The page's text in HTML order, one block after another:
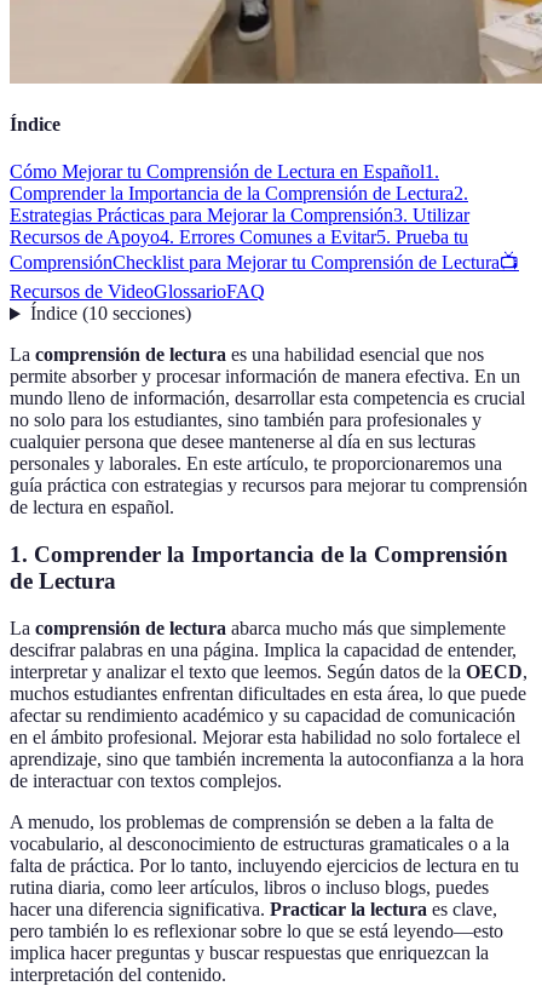
Índice
Cómo Mejorar tu Comprensión de Lectura en Español1.
Comprender la Importancia de la Comprensión de Lectura2.
Estrategias Prácticas para Mejorar la Comprensión3. Utilizar
Recursos de Apoyo4. Errores Comunes a Evitar5. Prueba tu
ComprensiónChecklist para Mejorar tu Comprensión de Lectura📺
Recursos de VideoGlossarioFAQ
Índice(10 secciones)
La comprensión de lectura es una habilidad esencial que nos
permite absorber y procesar información de manera efectiva. En un
mundo lleno de información, desarrollar esta competencia es crucial
no solo para los estudiantes, sino también para profesionales y
cualquier persona que desee mantenerse al día en sus lecturas
personales y laborales. En este artículo, te proporcionaremos una
guía práctica con estrategias y recursos para mejorar tu comprensión
de lectura en español.
1. Comprender la Importancia de la Comprensión
de Lectura
La comprensión de lectura abarca mucho más que simplemente
descifrar palabras en una página. Implica la capacidad de entender,
interpretar y analizar el texto que leemos. Según datos de la OECD,
muchos estudiantes enfrentan dificultades en esta área, lo que puede
afectar su rendimiento académico y su capacidad de comunicación
en el ámbito profesional. Mejorar esta habilidad no solo fortalece el
aprendizaje, sino que también incrementa la autoconfianza a la hora
de interactuar con textos complejos.
A menudo, los problemas de comprensión se deben a la falta de
vocabulario, al desconocimiento de estructuras gramaticales o a la
falta de práctica. Por lo tanto, incluyendo ejercicios de lectura en tu
rutina diaria, como leer artículos, libros o incluso blogs, puedes
hacer una diferencia significativa. Practicar la lectura es clave,
pero también lo es reflexionar sobre lo que se está leyendo—esto
implica hacer preguntas y buscar respuestas que enriquezcan la
interpretación del contenido.